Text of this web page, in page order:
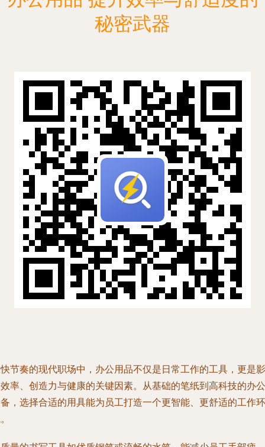
秘密武器
节奏的现代职场中，办公用品不仅是日常工作的工具，更是影
率、创造力与健康的关键因素。从基础的笔纸到高科技的办公
，选择合适的用具能为员工打造一个更智能、更舒适的工作环